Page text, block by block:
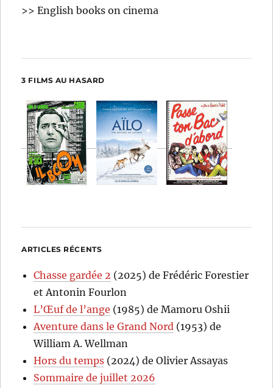
>> English books on cinema
3 FILMS AU HASARD
ARTICLES RÉCENTS
Chasse gardée 2 (2025) de Frédéric Forestier
et Antonin Fourlon
L’Œuf de l’ange (1985) de Mamoru Oshii
Aventure dans le Grand Nord (1953) de
William A. Wellman
Hors du temps (2024) de Olivier Assayas
Sommaire de juillet 2026